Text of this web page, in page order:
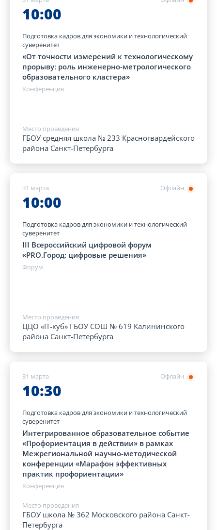
10:00
Подготовка кадров для экономики и технологический
суверенитет
«От точности измерений к технологическому
прорыву: роль инженерно-метрологического
образовательного кластера»
Конференция
Место проведения
ГБОУ средняя школа № 233 Красногвардейского
района Санкт-Петербурга
Офлайн
31 марта
10:00
Подготовка кадров для экономики и технологический
суверенитет
III Всероссийский цифровой форум
«PRO.Город: цифровые решения»
Форум
Место проведения
ЦЦО «IT-куб» ГБОУ СОШ № 619 Калининского
района Санкт-Петербурга
Офлайн
31 марта
10:30
Подготовка кадров для экономики и технологический
суверенитет
Интегрированное образовательное событие
«Профориентация в действии» в рамках
Межрегиональной научно-методической
конференции «Марафон эффективных
практик профориентации»
Конференция
Место проведения
ГБОУ школа № 362 Московского района Санкт-
Петербурга